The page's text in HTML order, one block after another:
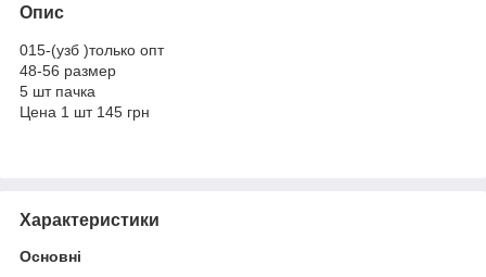
Опис
015-(узб )только опт
48-56 размер
5 шт пачка
Цена 1 шт 145 грн
Характеристики
Основні